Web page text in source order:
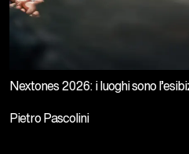
Nextones 2026: i luoghi sono
Pietro Pascolini